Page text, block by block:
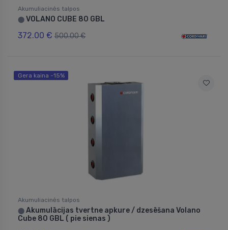
Akumuliacinės talpos
⬤ VOLANO CUBE 80 GBL
372.00 € 500.00 €
Gera kaina -15%
Akumuliacinės talpos
⬤ Akumulācijas tvertne apkure / dzesēšana Volano
Cube 80 GBL ( pie sienas )